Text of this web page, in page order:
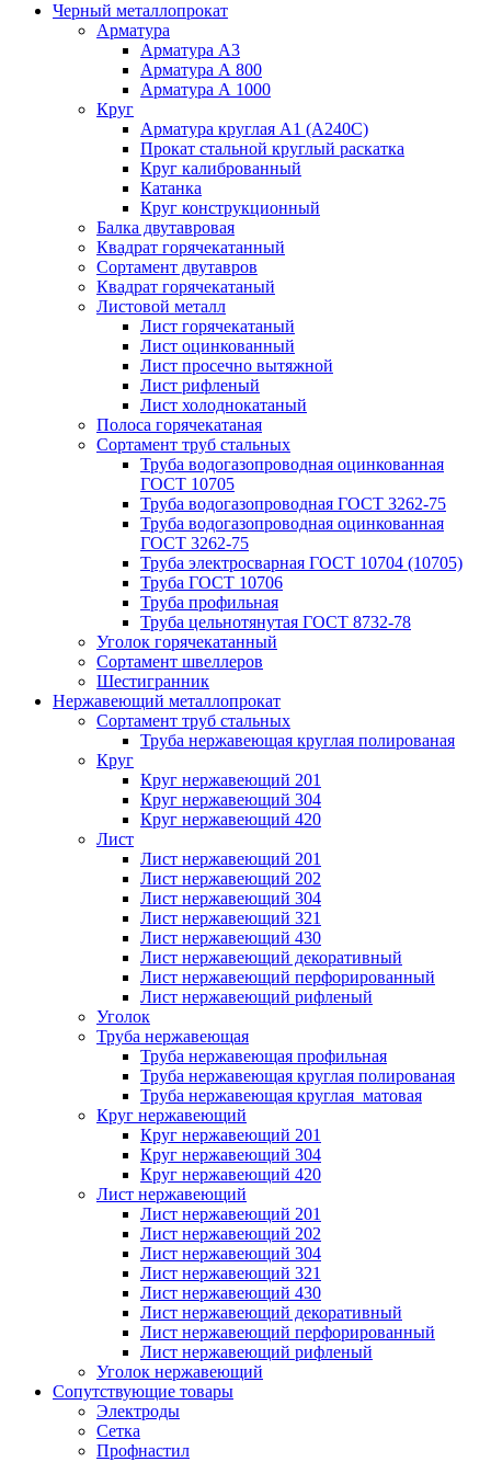
Черный металлопрокат
Арматура
Арматура А3
Арматура А 800
Арматура А 1000
Круг
Арматура круглая А1 (А240C)
Прокат стальной круглый раскатка
Круг калиброванный
Катанка
Круг конструкционный
Балка двутавровая
Квадрат горячекатанный
Сортамент двутавров
Квадрат горячекатаный
Листовой металл
Лист горячекатаный
Лист оцинкованный
Лист просечно вытяжной
Лист рифленый
Лист холоднокатаный
Полоса горячекатаная
Сортамент труб стальных
Труба водогазопроводная оцинкованная
ГОСТ 10705
Труба водогазопроводная ГОСТ 3262-75
Труба водогазопроводная оцинкованная
ГОСТ 3262-75
Труба электросварная ГОСТ 10704 (10705)
Труба ГОСТ 10706
Труба профильная
Труба цельнотянутая ГОСТ 8732-78
Уголок горячекатанный
Сортамент швеллеров
Шестигранник
Нержавеющий металлопрокат
Сортамент труб стальных
Труба нержавеющая круглая полированая
Круг
Круг нержавеющий 201
Круг нержавеющий 304
Круг нержавеющий 420
Лист
Лист нержавеющий 201
Лист нержавеющий 202
Лист нержавеющий 304
Лист нержавеющий 321
Лист нержавеющий 430
Лист нержавеющий декоративный
Лист нержавеющий перфорированный
Лист нержавеющий рифленый
Уголок
Труба нержавеющая
Труба нержавеющая профильная
Труба нержавеющая круглая полированая
Труба нержавеющая круглая матовая
Круг нержавеющий
Круг нержавеющий 201
Круг нержавеющий 304
Круг нержавеющий 420
Лист нержавеющий
Лист нержавеющий 201
Лист нержавеющий 202
Лист нержавеющий 304
Лист нержавеющий 321
Лист нержавеющий 430
Лист нержавеющий декоративный
Лист нержавеющий перфорированный
Лист нержавеющий рифленый
Уголок нержавеющий
Cопутствующие товары
Электроды
Сетка
Профнастил